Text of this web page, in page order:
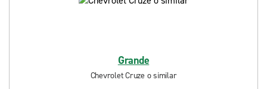
Grande
Chevrolet Cruze o similar